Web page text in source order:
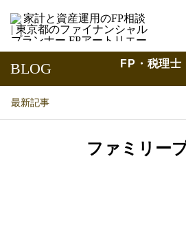
BLOG FP・税理士
最新記事
ファミリー